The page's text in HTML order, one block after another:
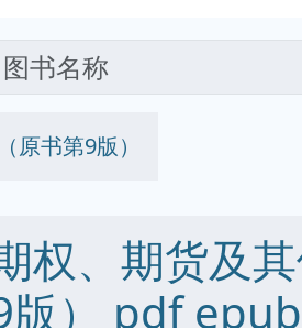
原书第9版）
权、期货及
版） pdf